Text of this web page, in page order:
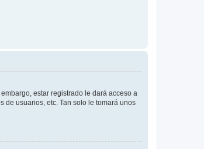
estar registrado le dará acceso a
de usuarios, etc. Tan solo le tomará unos